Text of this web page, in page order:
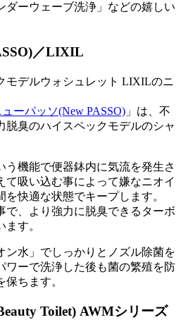
ダーウェーブ洗浄」などの嬉しい
／LIXIL
ューパッソ(New PASSO) 」は、不
脱臭のハイスペックモデルのシャ
う機能で便器鉢内に気流を発生さ
て吸い込む事によって嫌なニオイ
快適な状態でキープします。
で、より強力に脱臭できる ターボ
ます。
ン水」でしっかりとノズル除菌を
ワーで洗浄した後も菌の繁殖を防
ちます。
Toilet) AWMシリーズ